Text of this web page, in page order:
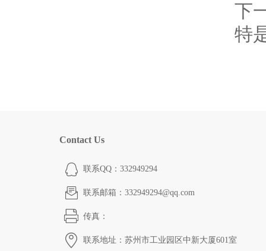
下
特
Contact Us
联系QQ：332949294
联系邮箱：332949294@qq.com
传真：
联系地址：苏州市工业园区中新大厦601室